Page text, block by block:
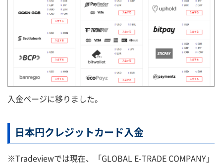
入金ページに移りました。
日本円クレジットカード入金
※Tradeviewでは現在、「GLOBAL E-TRADE COMPANY」